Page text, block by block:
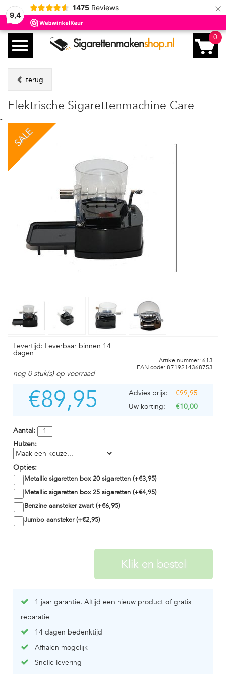
9,4
1475 Reviews ×
0
terug
Elektrische Sigarettenmachine Care
-
SALE
Levertijd: Leverbaar binnen 14
dagen
Artikelnummer: 613
EAN code: 8719214368753
nog 0 stuk(s) op voorraad
€89,95 Advies prijs:
€99,95
Uw korting:
€10,00
Aantal:
Hulzen:
Opties:
Metallic sigaretten box 20 sigaretten (+€3,95)
Metallic sigaretten box 25 sigaretten (+€4,95)
Benzine aansteker zwart (+€6,95)
Jumbo aansteker (+€2,95)
1 jaar garantie. Altijd een nieuw product of gratis
reparatie
14 dagen bedenktijd
Afhalen mogelijk
Snelle levering